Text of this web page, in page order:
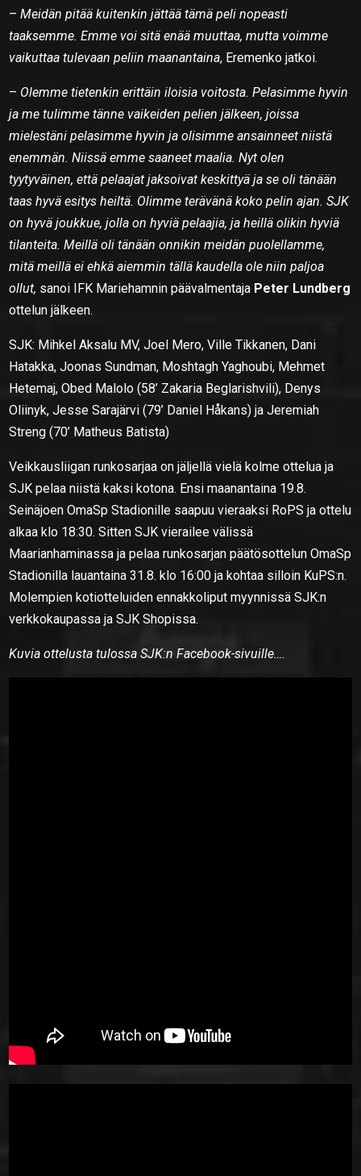
–Meidän pitää kuitenkin jättää tämä peli nopeasti
taaksemme. Emme voi sitä enää muuttaa, mutta voimme
vaikuttaa tulevaan peliin maanantaina, Eremenko jatkoi.
– Olemme tietenkin erittäin iloisia voitosta. Pelasimme hyvin
ja me tulimme tänne vaikeiden pelien jälkeen, joissa
mielestäni pelasimme hyvin ja olisimme ansainneet niistä
enemmän. Niissä emme saaneet maalia. Nyt olen
tyytyväinen, että pelaajat jaksoivat keskittyä ja se oli tänään
taas hyvä esitys heiltä. Olimme terävänä koko pelin ajan. SJK
on hyvä joukkue, jolla on hyviä pelaajia, ja heillä olikin hyviä
tilanteita. Meillä oli tänään onnikin meidän puolellamme,
mitä meillä ei ehkä aiemmin tällä kaudella ole niin paljoa
ollut, sanoi IFK Mariehamnin päävalmentaja Peter Lundberg
ottelun jälkeen.
SJK: Mihkel Aksalu MV, Joel Mero, Ville Tikkanen, Dani
Hatakka, Joonas Sundman, Moshtagh Yaghoubi, Mehmet
Hetemaj, Obed Malolo (58’ Zakaria Beglarishvili), Denys
Oliinyk, Jesse Sarajärvi (79’ Daniel Håkans) ja Jeremiah
Streng (70’ Matheus Batista)
Veikkausliigan runkosarjaa on jäljellä vielä kolme ottelua ja
SJK pelaa niistä kaksi kotona. Ensi maanantaina 19.8.
Seinäjoen OmaSp Stadionille saapuu vieraaksi RoPS ja ottelu
alkaa klo 18:30. Sitten SJK vierailee välissä
Maarianhaminassa ja pelaa runkosarjan päätösottelun OmaSp
Stadionilla lauantaina 31.8. klo 16:00 ja kohtaa silloin KuPS:n.
Molempien kotiotteluiden ennakkoliput myynnissä SJK:n
verkkokaupassa ja SJK Shopissa.
Kuvia ottelusta tulossa SJK:n Facebook-sivuille….